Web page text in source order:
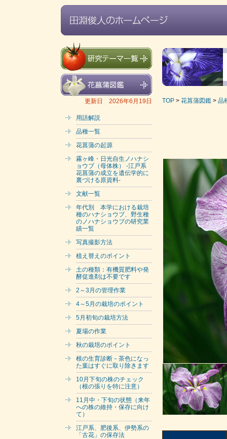
更新日 2026年6月19日
用語解説
品種一覧
花菖蒲の起源
霧ヶ峰・日光自生ノハナシ
ョウブ（母体株） -江戸系
花菖蒲の成立を遺伝学的に
裏づける原資料-
文献一覧
年代別 本学における栽培
種のハナショウブ、野生種
のノハナショウブの研究業
績一覧
写真撮影方法
植え替えのポイント
土の種類：有機質肥料や発
酵促進剤は不要です
2～3月の管理作業
4～5月の栽培のポイント
5月初旬の栽培方法
夏場の作業
秋の栽培のポイント
根の生育診断－茶色になっ
た葉はすぐに取り除きます
10月下旬の株のチェック
（根の張りを特に注意）
11月中・下旬の状態（来年
への株の維持・保存に向け
て）
江戸系、肥後系、伊勢系の
「古花」の保存法
TOP > 花菖蒲図鑑 > 品